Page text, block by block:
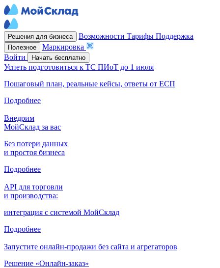
Решения для бизнеса Возможности Тарифы Поддержка
Полезное
Маркировка
Войти
Начать бесплатно
Успеть подготовиться к ТС ПИоТ до 1 июля
Пошаговый план, реальные кейсы, ответы от ЕСП
Подробнее
Внедрим
МойСклад за вас
Без потери данных
и простоя бизнеса
Подробнее
API для торговли
и производства:
интеграция с системой МойСклад
Подробнее
Запустите онлайн-продажи без сайта и агрегаторов
Решение «Онлайн-заказ»